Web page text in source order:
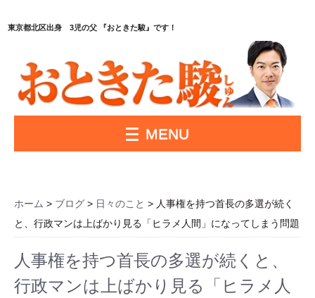
東京都北区出身 3児の父 『おときた駿』です！
MENU
ホーム > ブログ > 日々のこと > 人事権を持つ首長の多選が続く
と、行政マンは上ばかり見る「ヒラメ人間」になってしまう問題
人事権を持つ首長の多選が続くと、
行政マンは上ばかり見る「ヒラメ人